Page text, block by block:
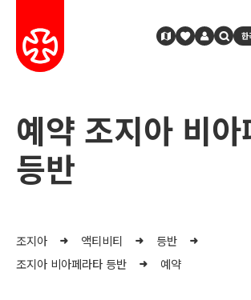
한
예약 조지아 비
등반
조지아 액티비티
등반
조지아 비아페라타 등반
예약